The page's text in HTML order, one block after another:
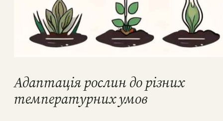
Адаптація рослин до різних
температурних умов